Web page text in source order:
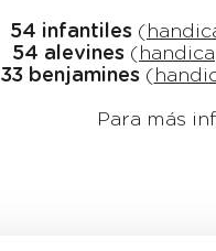
54 infantiles (
54 alevines (
33 benjamines(
Para más